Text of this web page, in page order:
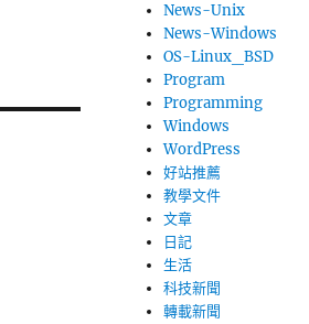
News-Unix
News-Windows
OS-Linux_BSD
Program
Programming
Windows
WordPress
好站推薦
教學文件
文章
日記
生活
科技新聞
轉載新聞